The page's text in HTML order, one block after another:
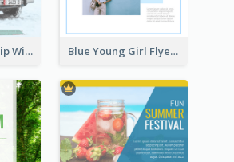
Have A Road Trip With Cars Flyer Blue Young Girl Flyer